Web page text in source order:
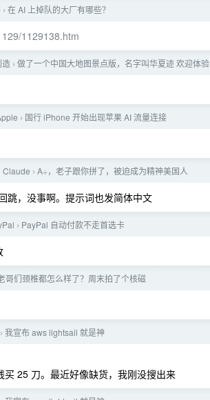
› 在 AI 上掉队的大厂有哪些？
1129138.htm
造 › 做了一个中国大地图景点版，名字叫华夏迹 欢迎体验
› 国行 iPhone 开始出现苹果 AI 流量连接
Claude › A÷，老子跟你拼了，被迫成为精神美国人
跳，没事啊。提示词也发简体中文
› PayPal 自动付款不走首选卡
哥们颈椎都怎么样了？周末拍了个核磁
› 我宣布 aws lightsail 就是神
25 刀。最近好像缺货，我刚没搜出来